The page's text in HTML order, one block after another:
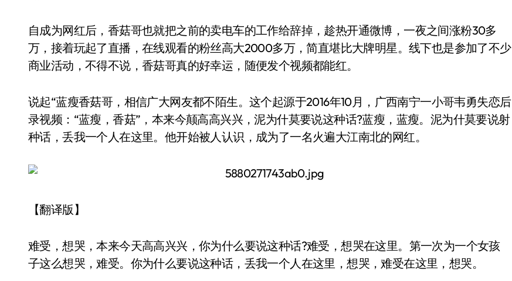
自成为网红后，香菇哥也就把之前的卖电车的工作给辞掉，趁热开通微博，一夜之间涨粉30多
万，接着玩起了直播，在线观看的粉丝高大2000多万，简直堪比大牌明星。线下也是参加了不少
商业活动，不得不说，香菇哥真的好幸运，随便发个视频都能红。
说起“蓝瘦香菇哥，相信广大网友都不陌生。这个起源于2016年10月，广西南宁一小哥韦勇失恋后
录视频：“蓝瘦，香菇”，本来今颠高高兴兴，泥为什莫要说这种话?蓝瘦，蓝瘦。泥为什莫要说射
种话，丢我一个人在这里。他开始被人认识，成为了一名火遍大江南北的网红。
【翻译版】
难受，想哭，本来今天高高兴兴，你为什么要说这种话?难受，想哭在这里。第一次为一个女孩
子这么想哭，难受。你为什么要说这种话，丢我一个人在这里，想哭，难受在这里，想哭。